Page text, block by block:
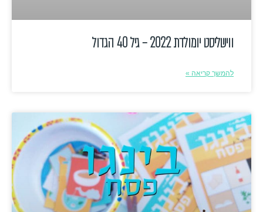
ווישליסט יומולדת 2022 – גיל 40 הגדול
להמשך קריאה »